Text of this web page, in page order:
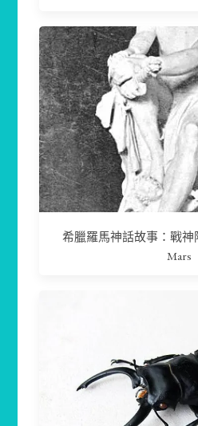
希臘羅馬神話故事：戰神
Mars